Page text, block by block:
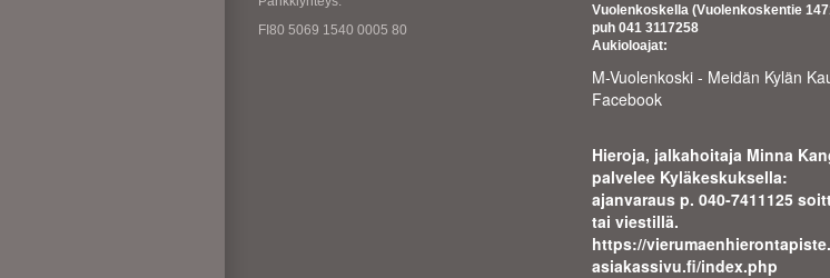
FI80 5069 1540 0005 80
Vuolenkoskella (Vuolenkoskentie
puh 041 3117258
Aukioloajat:
M-Vuolenkoski - Meidän Kylän
Facebook
Hieroja, jalkahoitaja Minna
palvelee Kyläkeskuksella:
ajanvaraus p. 040-7411125
tai viestillä.
https://vierumaenhierontapiste.
asiakassivu.fi/index.php